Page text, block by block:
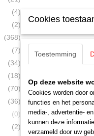
(4)
(2)
(368)
(7)
(34)
(18)
(70)
(36)
(0)
(2)
€ 449,00
Cookies
Toestemming
Op deze website
Cookies worden door
functies en het
media-, advertentie-
kunnen deze
verzameld door uw